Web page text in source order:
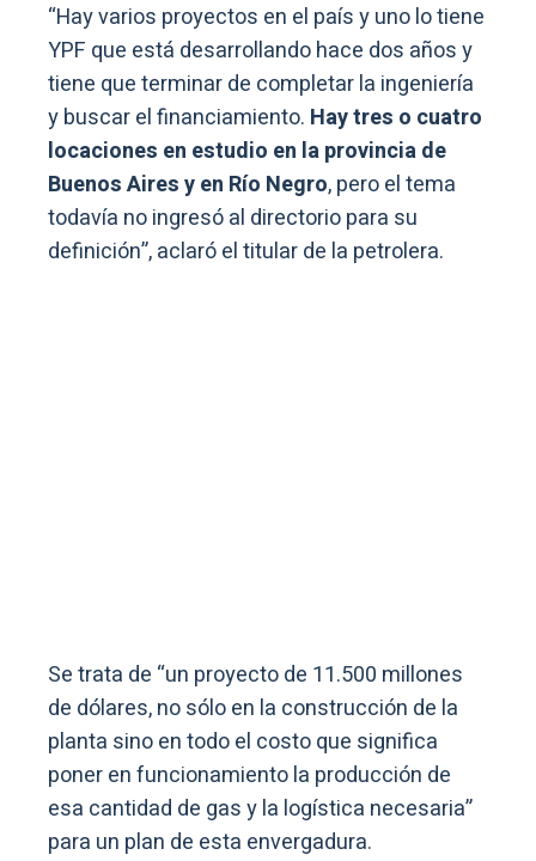
“Hay varios proyectos en el país y uno lo tiene
YPF que está desarrollando hace dos años y
tiene que terminar de completar la ingeniería
y buscar el financiamiento. Hay tres o cuatro
locaciones en estudio en la provincia de
Buenos Aires y en Río Negro, pero el tema
todavía no ingresó al directorio para su
definición”, aclaró el titular de la petrolera.
Se trata de “un proyecto de 11.500 millones
de dólares, no sólo en la construcción de la
planta sino en todo el costo que significa
poner en funcionamiento la producción de
esa cantidad de gas y la logística necesaria”
para un plan de esta envergadura.